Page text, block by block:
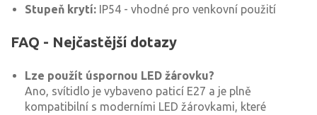
Stupeň krytí: IP54 - vhodné pro venkovní použití
FAQ - Nejčastější dotazy
Lze použít úspornou LED žárovku?
Ano, svítidlo je vybaveno paticí E27 a je plně
kompatibilní s moderními LED žárovkami, které